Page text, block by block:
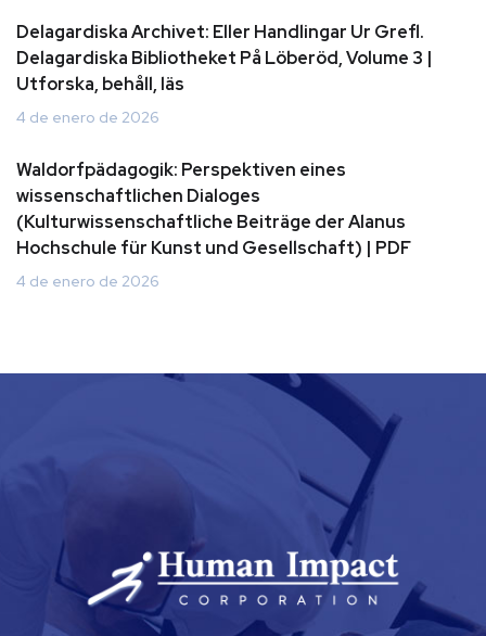
Delagardiska Archivet: Eller Handlingar Ur Grefl.
Delagardiska Bibliotheket På Löberöd, Volume 3 |
Utforska, behåll, läs
4 de enero de 2026
Waldorfpädagogik: Perspektiven eines
wissenschaftlichen Dialoges
(Kulturwissenschaftliche Beiträge der Alanus
Hochschule für Kunst und Gesellschaft) | PDF
4 de enero de 2026